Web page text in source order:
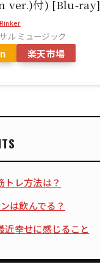
ver.)付) [Blu-ray]
Rinker
ル ミュージック
楽天市場
トレ方法は？
は飲んでる？
近幸せに感じること